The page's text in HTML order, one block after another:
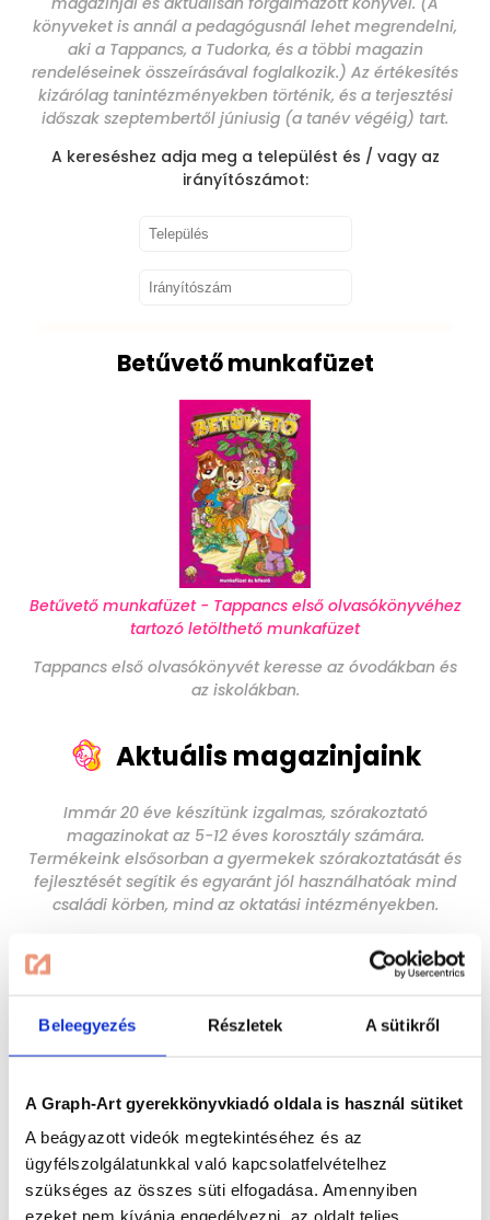
Beleegyezés Részletek A sütikről
A Graph-Art gyerekkönyvkiadó oldala is használ sütiket
A beágyazott videók megtekintéséhez és az
ügyfélszolgálatunkkal való kapcsolatfelvételhez
szükséges az összes süti elfogadása. Amennyiben
ezeket nem kívánja engedélyezni, az oldalt teljes
könyveket is annál a pedagógusnál lehet megrendelni,
aki a Tappancs, a Tudorka, és a többi magazin
rendeléseinek összeírásával foglalkozik.) Az értékesítés
kizárólag tanintézményekben történik, és a terjesztési
időszak szeptembertől júniusig (a tanév végéig) tart.
A kereséshez adja meg a települést és / vagy az
irányítószámot:
Betűvető munkafüzet
Betűvető munkafüzet - Tappancs első olvasókönyvéhez
tartozó letölthető munkafüzet
Tappancs első olvasókönyvét keresse az óvodákban és
az iskolákban.
Aktuális magazinjaink
Immár 20 éve készítünk izgalmas, szórakoztató
magazinokat az 5-12 éves korosztály számára.
Termékeink elsősorban a gyermekek szórakoztatását és
fejlesztését segítik és egyaránt jól használhatóak mind
családi körben, mind az oktatási intézményekben.